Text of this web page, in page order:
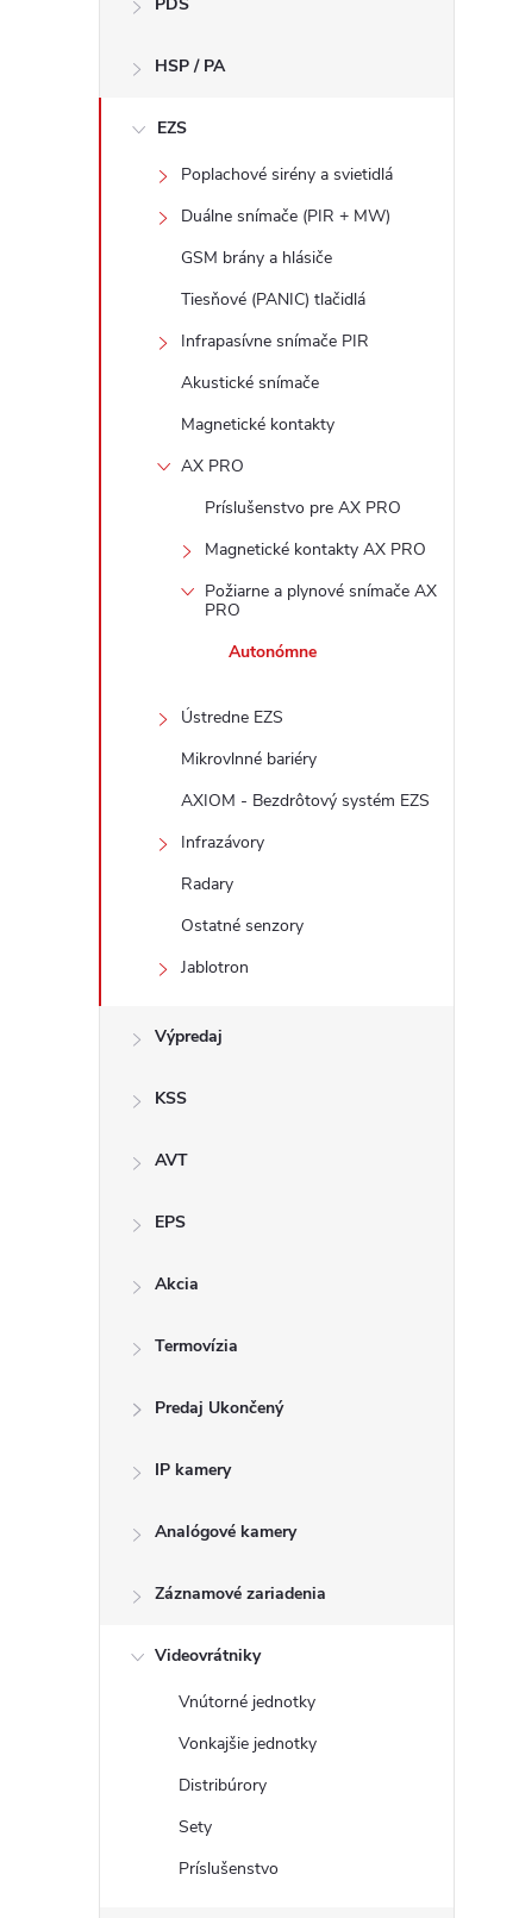
b
HSP / PA
EZS
Poplachové sirény a svietidlá
Duálne snímače (PIR + MW)
GSM brány a hlásiče
Tiesňové (PANIC) tlačidlá
Infrapasívne snímače PIR
Akustické snímače
Magnetické kontakty
AX PRO
Príslušenstvo pre AX PRO
Magnetické kontakty AX PRO
Požiarne a plynové snímače AX
PRO
Autonómne
Ústredne EZS
Mikrovlnné bariéry
AXIOM - Bezdrôtový systém EZS
Infrazávory
Radary
Ostatné senzory
Jablotron
Výpredaj
KSS
AVT
EPS
Akcia
Termovízia
Predaj Ukončený
IP kamery
Analógové kamery
Záznamové zariadenia
Videovrátniky
Vnútorné jednotky
Vonkajšie jednotky
Distribúrory
Sety
Príslušenstvo